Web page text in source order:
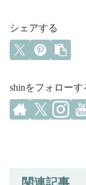
シェアする
shinをフォローす